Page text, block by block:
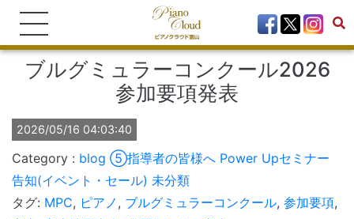
ブルグミュラーコンクール2026
参加要項発表
2026/05/16 04:03:40
blog ⑤指導者の皆様へ Power Upセミナー
告知(イベント・セール) 未分類
タグ: MPC, ピアノ , ブルグミュラーコンクール, 参加要項,